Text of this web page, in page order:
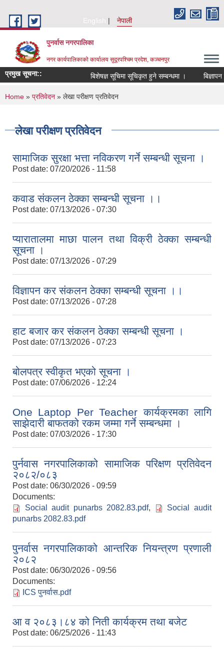
English
नेपाली
पुनर्वास नगरपालिका
नगर कार्यपालिकाको कार्यालय सुदूरपश्चिम प्रदेश, कञ्चनपुर
प्रमुख सूचना:: बिशेषज्ञ सूचिमा सूचिकृत हुने सम्बन्धमा ।
You are here
Home » प्रतिवेदन » लेखा परीक्षण प्रतिवेदन
लेखा परीक्षण प्रतिवेदन
सामाजिक सुरक्षा भत्ता नविकरण गर्ने सम्बन्धी सूचना ।
Post date: 07/20/2026 - 11:58
कवाड संकलन ठेक्का सम्बन्धी सूचना ।।
Post date: 07/13/2026 - 07:30
प्यारातालमा माछा पालन तथा विक्री ठेक्का सम्बन्धी
सूचना ।
Post date: 07/13/2026 - 07:29
विज्ञापन कर संकलन ठेक्का सम्बन्धी सूचना ।।
Post date: 07/13/2026 - 07:28
हाट बजार कर संकलन ठेक्का सम्बन्धी सूचना ।
Post date: 07/13/2026 - 07:23
बोलपत्र स्वीकृत भएको सूचना ।
Post date: 07/06/2026 - 12:24
One Laptop Per Teacher कार्यक्रमका लागि
साझेदारी बाफतको रकम जम्मा गर्ने सम्बन्धमा ।
Post date: 07/03/2026 - 17:30
पुर्नवास नगरपालिकाको सामाजिक परिक्षण प्रतिवेदन
२०८२/०८३
Post date: 06/30/2026 - 09:59
Documents:
Social audit punarbs 2082.83.pdf,
Social audit
punarbs 2082.83.pdf
पुनर्वास नगरपालिकाको आन्तरिक नियन्त्रण प्रणाली
२०८२
Post date: 06/30/2026 - 09:56
Documents:
ICS पुनर्वास.pdf
आ व २०८३।८४ को निती कार्यक्रम तथा बजेट
Post date: 06/25/2026 - 11:43